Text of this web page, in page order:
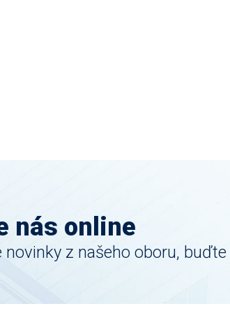
nás online
novinky z našeho oboru,